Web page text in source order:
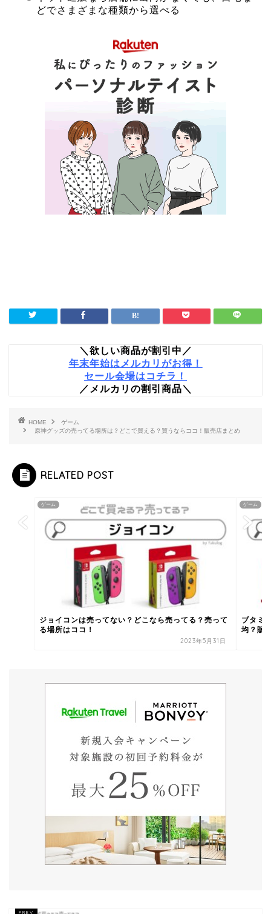
どでさまざまな種類から選べる
＼欲しい商品が割引中／
年末年始はメルカリがお得！
セール会場はコチラ！
／メルカリの割引商品＼
HOME
ゲーム
原神グッズの売ってる場所は？どこで買える？買うならココ！販売店まとめ
RELATED POST
ゲーム
ジョイコンは売ってない？どこなら売ってる？売って
る場所はココ！
2023年5月31日
ゲーム
ブタミ
均？販